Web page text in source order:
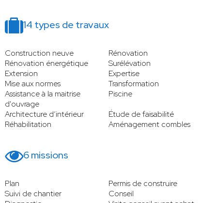
14 types de travaux
Construction neuve
Rénovation
Rénovation énergétique
Surélévation
Extension
Expertise
Mise aux normes
Transformation
Assistance à la maitrise
d'ouvrage
Piscine
Architecture d’intérieur
Étude de faisabilité
Réhabilitation
Aménagement combles
6 missions
Plan
Permis de construire
Suivi de chantier
Conseil